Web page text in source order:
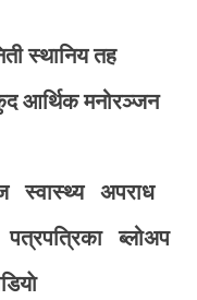
स्थानिय तह
आर्थिक मनोरञ्जन
स्वास्थ्य
अपराध
पत्रपत्रिका
ब्लोअप